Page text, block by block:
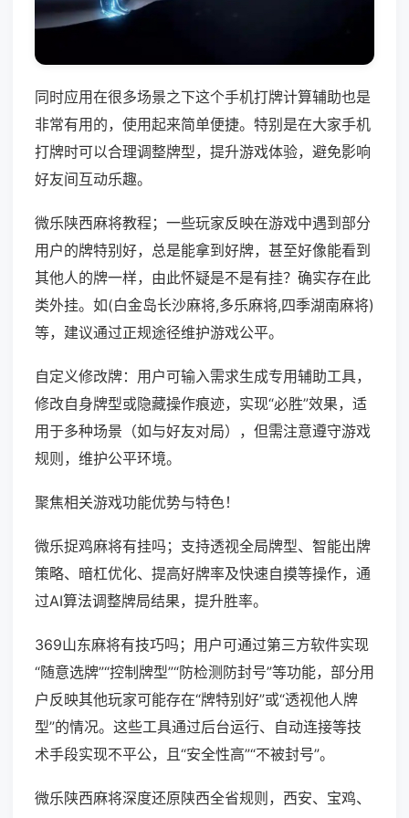
同时应用在很多场景之下这个手机打牌计算辅助也是
非常有用的，使用起来简单便捷。特别是在大家手机
打牌时可以合理调整牌型，提升游戏体验，避免影响
好友间互动乐趣。
微乐陕西麻将教程；一些玩家反映在游戏中遇到部分
用户的牌特别好，总是能拿到好牌，甚至好像能看到
其他人的牌一样，由此怀疑是不是有挂？确实存在此
类外挂。如(白金岛长沙麻将,多乐麻将,四季湖南麻将)
等，建议通过正规途径维护游戏公平。
自定义修改牌：用户可输入需求生成专用辅助工具，
修改自身牌型或隐藏操作痕迹，实现“必胜”效果，适
用于多种场景（如与好友对局），但需注意遵守游戏
规则，维护公平环境。
聚焦相关游戏功能优势与特色！
微乐捉鸡麻将有挂吗；支持透视全局牌型、智能出牌
策略、暗杠优化、提高好牌率及快速自摸等操作，通
过AI算法调整牌局结果，提升胜率。
369山东麻将有技巧吗；用户可通过第三方软件实现
“随意选牌”“控制牌型”“防检测防封号”等功能，部分用
户反映其他玩家可能存在“牌特别好”或“透视他人牌
型”的情况。这些工具通过后台运行、自动连接等技
术手段实现不平公，且“安全性高”“不被封号”。
微乐陕西麻将深度还原陕西全省规则，西安、宝鸡、